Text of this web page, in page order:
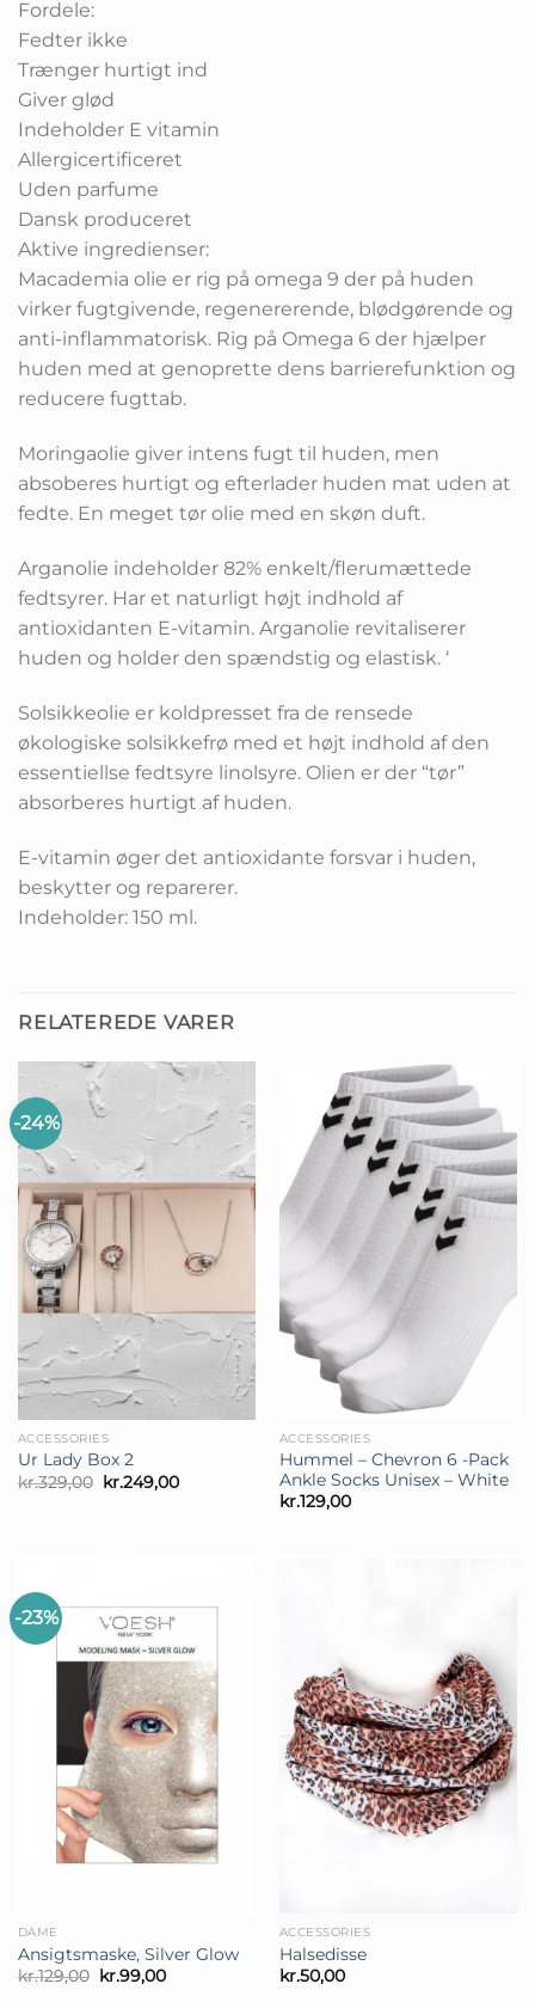
Fordele:
Fedter ikke
Trænger hurtigt ind
Giver glød
Indeholder E vitamin
Allergicertificeret
Uden parfume
Dansk produceret
Aktive ingredienser:
Macademia olie er rig på omega 9 der på huden
virker fugtgivende, regenererende, blødgørende og
anti-inflammatorisk. Rig på Omega 6 der hjælper
huden med at genoprette dens barrierefunktion og
reducere fugttab.
Moringaolie giver intens fugt til huden, men
absoberes hurtigt og efterlader huden mat uden at
fedte. En meget tør olie med en skøn duft.
Arganolie indeholder 82% enkelt/flerumættede
fedtsyrer. Har et naturligt højt indhold af
antioxidanten E-vitamin. Arganolie revitaliserer
huden og holder den spændstig og elastisk. ‘
Solsikkeolie er koldpresset fra de rensede
økologiske solsikkefrø med et højt indhold af den
essentiellse fedtsyre linolsyre. Olien er der “tør”
absorberes hurtigt af huden.
E-vitamin øger det antioxidante forsvar i huden,
beskytter og reparerer.
Indeholder: 150 ml.
RELATEREDE VARER
-24%
ACCESSORIES
Ur Lady Box 2
kr.329,00 Den
oprindelige
kr.249,00Den
ACCESSORIES
Hummel – Chevron 6 -Pack
Ankle Socks Unisex – White
kr.129,00
-23%
DAME
Ansigtsmaske, Silver Glow
kr.129,00 Den
oprindelige
kr.99,00Den
ACCESSORIES
Halsedisse
kr.50,00